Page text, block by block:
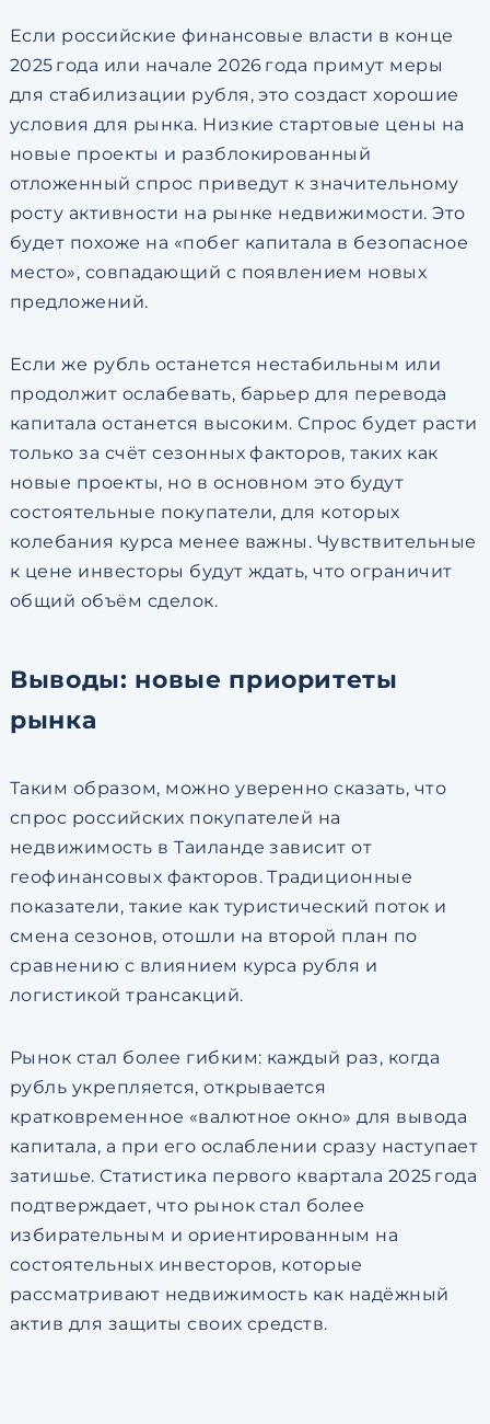
Если российские финансовые власти в конце
2025 года или начале 2026 года примут меры
для стабилизации рубля, это создаст хорошие
условия для рынка. Низкие стартовые цены на
новые проекты и разблокированный
отложенный спрос приведут к значительному
росту активности на рынке недвижимости. Это
будет похоже на «побег капитала в безопасное
место», совпадающий с появлением новых
предложений.
Если же рубль останется нестабильным или
продолжит ослабевать, барьер для перевода
капитала останется высоким. Спрос будет расти
только за счёт сезонных факторов, таких как
новые проекты, но в основном это будут
состоятельные покупатели, для которых
колебания курса менее важны. Чувствительные
к цене инвесторы будут ждать, что ограничит
общий объём сделок.
Выводы: новые приоритеты
рынка
Таким образом, можно уверенно сказать, что
спрос российских покупателей на
недвижимость в Таиланде зависит от
геофинансовых факторов. Традиционные
показатели, такие как туристический поток и
смена сезонов, отошли на второй план по
сравнению с влиянием курса рубля и
логистикой трансакций.
Рынок стал более гибким: каждый раз, когда
рубль укрепляется, открывается
кратковременное «валютное окно» для вывода
капитала, а при его ослаблении сразу наступает
затишье. Статистика первого квартала 2025 года
подтверждает, что рынок стал более
избирательным и ориентированным на
состоятельных инвесторов, которые
рассматривают недвижимость как надёжный
актив для защиты своих средств.